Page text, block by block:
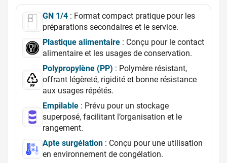
GN 1/4 : Format compact pratique pour les
préparations secondaires et le service.
Plastique alimentaire : Conçu pour le contact
alimentaire et les usages de conservation.
Polypropylène (PP) : Polymère résistant,
offrant légèreté, rigidité et bonne résistance
aux usages répétés.
Empilable : Prévu pour un stockage
superposé, facilitant l’organisation et le
rangement.
Apte surgélation : Conçu pour une utilisation
en environnement de congélation.